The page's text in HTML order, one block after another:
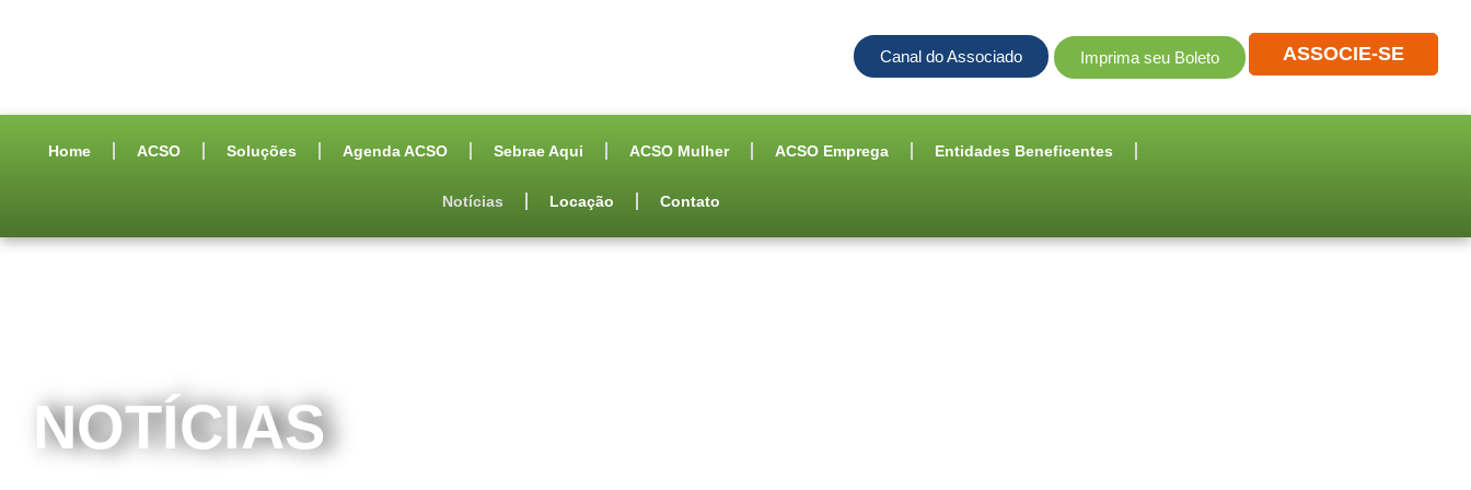
ASSOCIE-SE
Imprima seu Boleto
Canal do Associado
Home ACSO Soluções Agenda ACSO Sebrae Aqui ACSO Mulher ACSO Emprega Entidades Beneficentes
Notícias Locação Contato
NOTÍCIAS